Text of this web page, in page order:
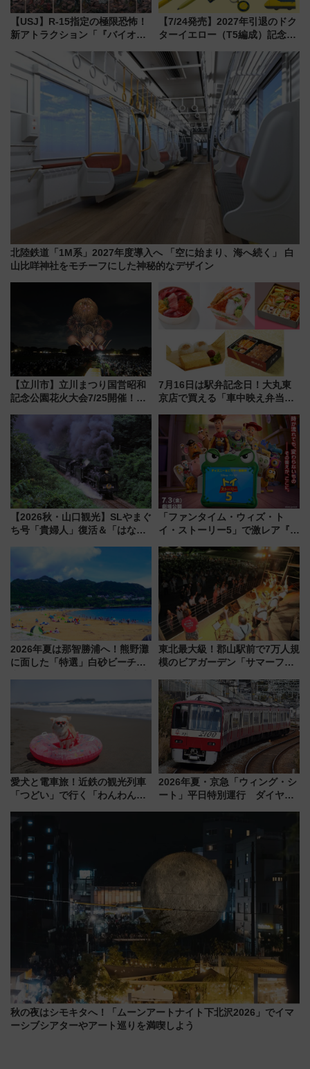
【USJ】R-15指定の極限恐怖！
新アトラクション「『バイオハ
ブ」今秋登場 ―予測不能の恐
怖に泣き叫べ―
【7/24発売】2027年引退のドク
ターイエロー（T5編成）記念グ
送の目覚まし時計など通販・販
売店舗まとめ
北陸鉄道「1M系」2027年度導入へ 「空に始まり、海へ続く」 白
山比咩神社をモチーフにした神秘的なデザイン
【立川市】立川まつり国営昭和
記念公園花火大会7/25開催！
混雑に要注意、その理由は
7月16日は駅弁記念日！大丸東
京店で買える「車中映え弁当」
【2026秋・山口観光】SLやまぐ
ち号「貴婦人」復活＆「はなあ
注目観光列車まとめ きっぷの取
り方は？
「ファンタイム・ウィズ・ト
イ・ストーリー5」で激レア『ロ
デコレーションも徹底解説
2026年夏は那智勝浦へ！熊野灘
に面した「特選」白砂ビーチは
東北最大級！郡山駅前で7万人規
模のビアガーデン「サマーフェ
7/24-26開催！ 有料席はJRE
MALLで予約可能
愛犬と電車旅！近鉄の観光列車
「つどい」で行く「わんわん列
める日帰りツアー
2026年夏・京急「ウィング・シ
ート」平日特別運行 ダイヤ・
プランもご紹介
秋の夜はシモキタへ！「ムーンアートナイト下北沢2026」でイマ
ーシブシアターやアート巡りを満喫しよう